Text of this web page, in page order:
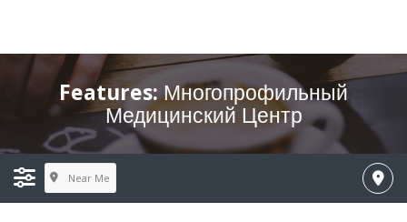
Features:Многопрофильный
Медицинский Центр
Near Me